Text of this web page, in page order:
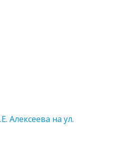
Алексеева на ул.